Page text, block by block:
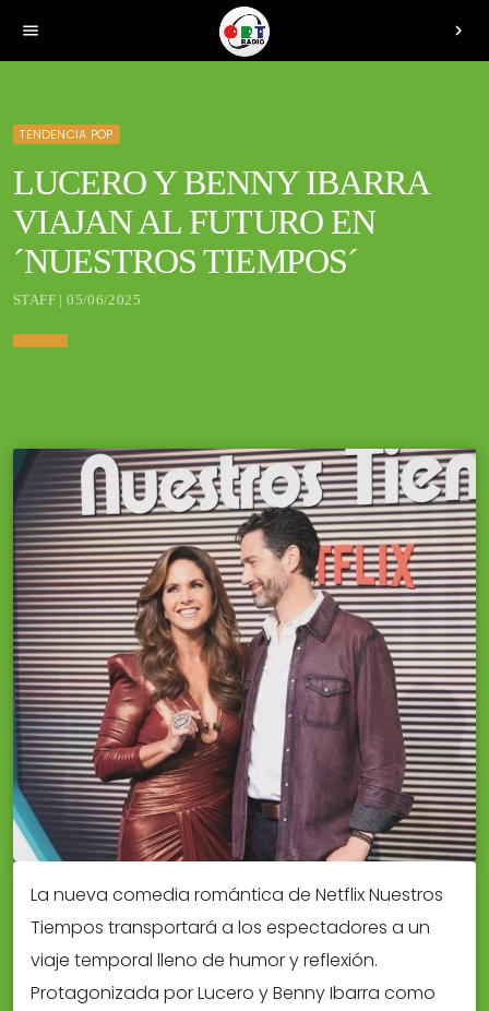
menu chevron_right
TENDENCIA POP
LUCERO Y BENNY IBARRA
VIAJAN AL FUTURO EN
´NUESTROS TIEMPOS´
STAFF | 05/06/2025
La nueva comedia romántica de Netflix Nuestros
Tiempos transportará a los espectadores a un
viaje temporal lleno de humor y reflexión.
Protagonizada por Lucero y Benny Ibarra como